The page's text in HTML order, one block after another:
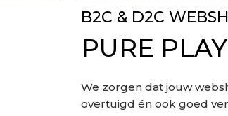
B2C & D2C
PURE
We zorgen dat jouw
overtuigd én ook goed